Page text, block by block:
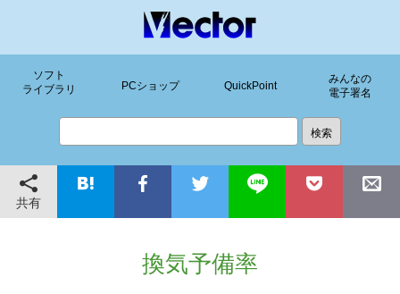
ソフト
ライブラリ
PCショップ QuickPoint
みんなの
電子署名
共有
換気予備率